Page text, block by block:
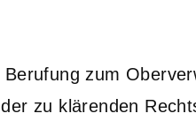
zum
zu klärenden